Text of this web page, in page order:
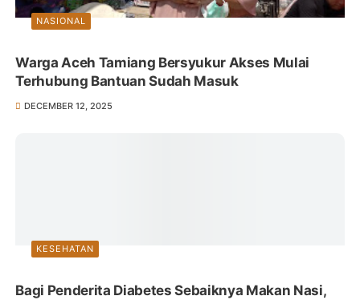
NASIONAL
Warga Aceh Tamiang Bersyukur Akses Mulai
Terhubung Bantuan Sudah Masuk
DECEMBER 12, 2025
KESEHATAN
Bagi Penderita Diabetes Sebaiknya Makan Nasi,